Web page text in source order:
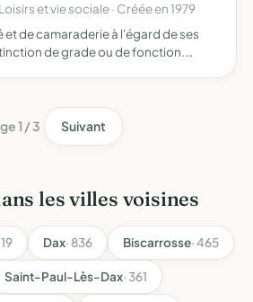
et vie sociale · Créée en 1979
et de camaraderie à l'égard de ses
de grade ou de fonction.
1 / 3 Suivant
les villes voisines
Dax· 836 Biscarrosse· 465
Saint-Paul-Lès-Dax· 361